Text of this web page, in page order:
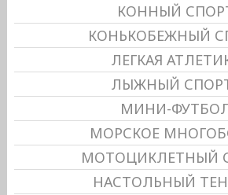
КОННЫЙ
КОНЬКОБЕЖНЫЙ
ЛЕГКАЯ
ЛЫЖНЫЙ
МИНИ-
МОРСКОЕ
МОТОЦИКЛЕТНЫЙ
НАСТОЛЬНЫЙ